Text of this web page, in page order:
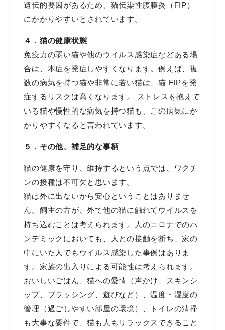
遺伝的要因があるため、猫伝染性腹膜炎（FIP）
にかかりやすいとされています。
４．猫の健康状態
免疫力の弱い猫や他のウイルス感染症などある場
合は、本症を発症しやすくなります。例えば、複
数の病気を持つ猫や非常に若い猫は、猫 FIPを発
症するリスクは高くなります。 ストレスを抱えて
いる猫や慢性的な病気を持つ猫も、この病気にか
かりやすくなると言われています。
５．その他、補足的な事柄
猫の健康を守り、維持するという点では、ワクチ
ンの接種は不可欠と思います。
猫は外に出ないから安心ということはありませ
ん。飼主の方が、外で他の猫に触れてウイルスを
持ち込むことは考えられます。人のコロナでのパ
ンデミックにおいても、人との接触を断ち、家の
中にいた人でもウイルス感染した事例はありま
す。家族の出入りによる可能性は考えられます。
おいしいごはん、猫への愛情（声かけ、スキンシ
ップ、ブラッシング、遊びなど）、温度・湿度の
管理（過ごしやすい部屋の環境）、トイレの清掃
も大事な要件で、猫も人もリラックスできること